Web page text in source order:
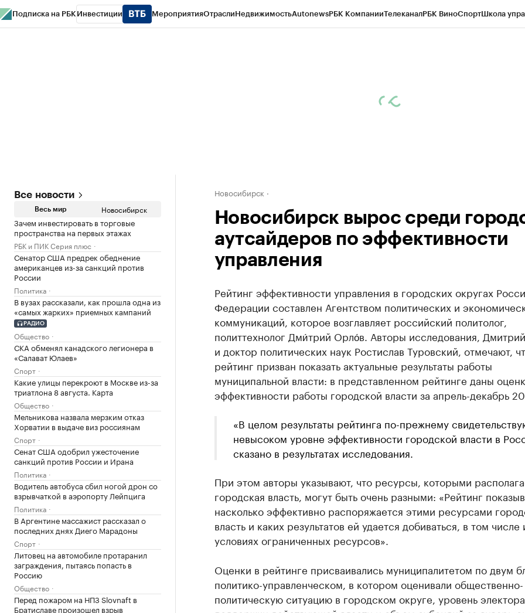
Подписка на РБК Инвестиции МероприятияОтраслиНедвижимостьAutonewsРБК КомпанииТелеканалРБК ВиноСпортШкола
Все новости
Весь мир Новосибирск
Зачем инвестировать в торговые
пространства на первых этажах
РБК и ПИК Серия плюс
Сенатор США предрек обеднение
американцев из-за санкций против
России
Политика
В вузах рассказали, как прошла одна из
«самых жарких» приемных кампаний
РАДИО
Общество
СКА обменял канадского легионера в
«Салават Юлаев»
Спорт
Какие улицы перекроют в Москве из-за
триатлона 8 августа. Карта
Общество
Мельникова назвала мерзким отказ
Хорватии в выдаче виз россиянам
Спорт
Сенат США одобрил ужесточение
санкций против России и Ирана
Политика
Водитель автобуса сбил ногой дрон со
взрывчаткой в аэропорту Лейпцига
Политика
В Аргентине массажист рассказал о
последних днях Диего Марадоны
Спорт
Литовец на автомобиле протаранил
заграждения, пытаясь попасть в
Россию
Общество
Перед пожаром на НПЗ Slovnaft в
Братиславе произошел взрыв
Новосибирск
Новосибирск вырос среди
аутсайдеров по эффективности
управления
Рейтинг эффективности управления в городских округах
Федерации составлен Агентством политических и
коммуникаций, которое возглавляет российский политолог,
политтехнолог Дми́трий Орло́в. Авторы исследования,
и доктор политических наук Ростислав Туровский, отмечают,
рейтинг призван показать актуальные результаты работы
муниципальной власти: в представленном рейтинге даны
эффективности работы городской власти за апрель-декабрь
«В целом результаты рейтинга по-прежнему
невысоком уровне эффективности городской власти в
сказано в результатах исследования.
При этом авторы указывают, что ресурсы, которыми
городская власть, могут быть очень разными: «Рейтинг
насколько эффективно распоряжается этими ресурсами
власть и каких результатов ей удается добиваться, в том числе
условиях ограниченных ресурсов».
Оценки в рейтинге присваивались муниципалитетом по двум
политико-управленческом, в котором оценивали общественно-
политическую ситуацию в городском округе, уровень